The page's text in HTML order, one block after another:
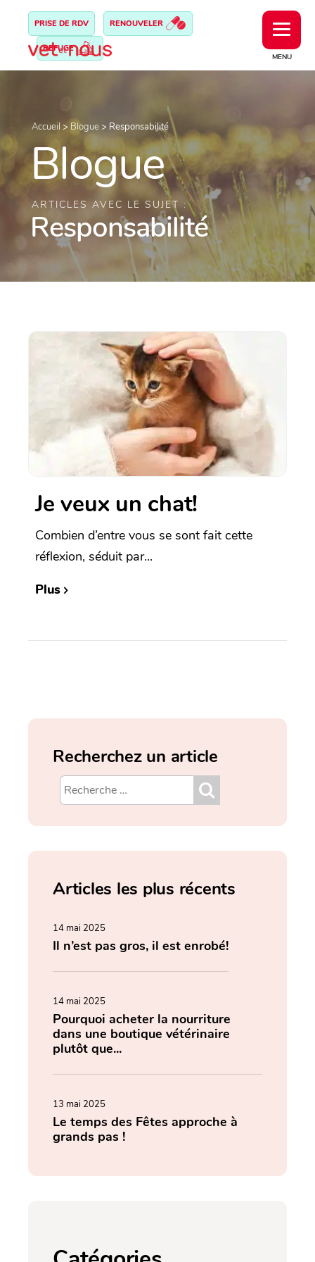
MENU
PRISE DE RDV RENOUVELER
REFUGE
Accueil > Blogue> Responsabilité
Blogue
ARTICLES AVEC LE SUJET :
Responsabilité
Je veux un chat!
Combien d’entre vous se sont fait cette
réflexion, séduit par...
Plus
Recherchez un article
Articles les plus récents
14 mai 2025
Il n’est pas gros, il est enrobé!
14 mai 2025
Pourquoi acheter la nourriture
dans une boutique vétérinaire
plutôt que...
13 mai 2025
Le temps des Fêtes approche à
grands pas !